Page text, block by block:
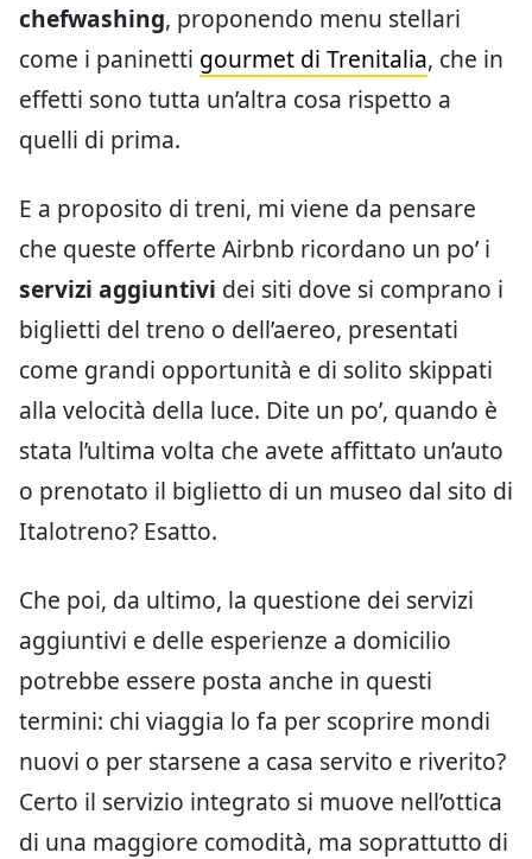
chefwashing, proponendo menu stellari
come i paninetti gourmet di Trenitalia, che in
effetti sono tutta un’altra cosa rispetto a
quelli di prima.
E a proposito di treni, mi viene da pensare
che queste offerte Airbnb ricordano un po’ i
servizi aggiuntivi dei siti dove si comprano i
biglietti del treno o dell’aereo, presentati
come grandi opportunità e di solito skippati
alla velocità della luce. Dite un po’, quando è
stata l’ultima volta che avete affittato un’auto
o prenotato il biglietto di un museo dal sito di
Italotreno? Esatto.
Che poi, da ultimo, la questione dei servizi
aggiuntivi e delle esperienze a domicilio
potrebbe essere posta anche in questi
termini: chi viaggia lo fa per scoprire mondi
nuovi o per starsene a casa servito e riverito?
Certo il servizio integrato si muove nell’ottica
di una maggiore comodità, ma soprattutto di